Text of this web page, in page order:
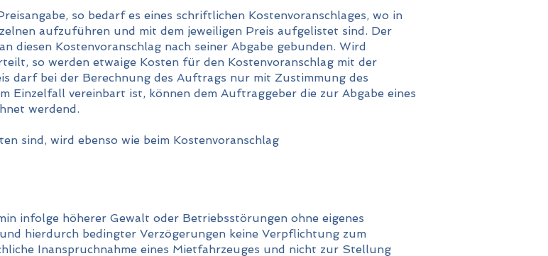
so bedarf es eines schriftlichen Kostenvoranschlages, wo in
aufzuführen und mit dem jeweiligen Preis aufgelistet sind. Der
diesen Kostenvoranschlag nach seiner Abgabe gebunden. Wird
so werden etwaige Kosten für den Kostenvoranschlag mit der
darf bei der Berechnung des Auftrags nur mit Zustimmung des
Einzelfall vereinbart ist, können dem Auftraggeber die zur Abgabe eines
werdend.
sind, wird ebenso wie beim Kostenvoranschlag
infolge höherer Gewalt oder Betriebsstörungen ohne eigenes
hierdurch bedingter Verzögerungen keine Verpflichtung zum
Inanspruchnahme eines Mietfahrzeuges und nicht zur Stellung